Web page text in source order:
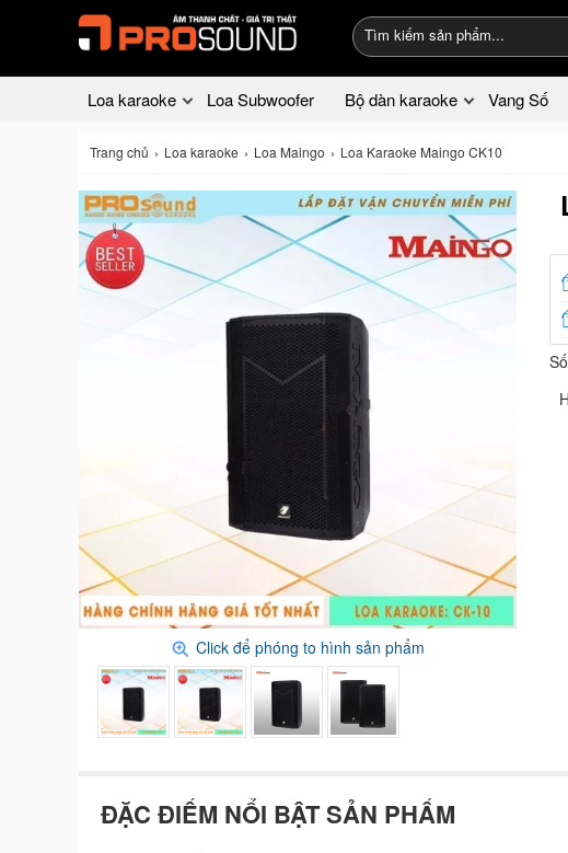
Loa karaoke Loa Subwoofer Bộ dàn karaoke Vang Số
Trang chủ Loa karaoke Loa Maingo Loa Karaoke Maingo CK10
Click để phóng to hình sản phẩm
ĐẶC ĐIỂM NỔI BẬT SẢN PHẨM